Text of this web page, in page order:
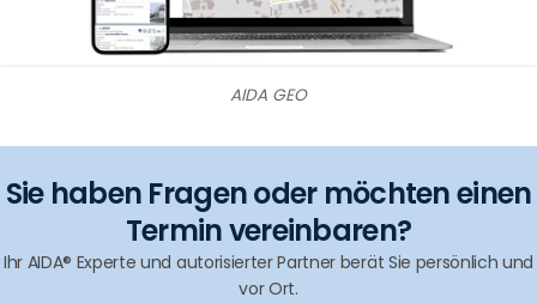
AIDA GEO
Sie haben Fragen oder möchten einen
Termin vereinbaren?
Ihr AIDA® Experte und autorisierter Partner berät Sie persönlich und
vor Ort.